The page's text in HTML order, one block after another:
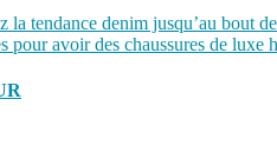
la tendance denim jusqu’au bout
pour avoir des chaussures de luxe